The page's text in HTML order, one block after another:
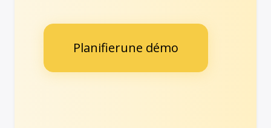
Planifierune démo